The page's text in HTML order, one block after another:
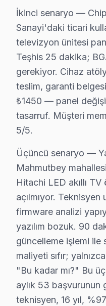
Bağcılar Hitachi
Bağcılar'da yaşayıp
Metro ile
Konu buraya gelince
Öğrendiğimiz bir şey
Bağcılar × Hitachi:
Bağcılar'deki Hitachi
Hitachi VA Panel
Hitachi Smart LED TV
Bağcılar'de söz
Bu rakamlar
Fiyatlandırma
16 yıllık Bağcılar
Orta dönemde (2014-
Son dönemde (2020-
Bağcılar bazlı Hitachi
Coğrafi kırılıma
Servis kalitesi
İkinci senaryo —
Sanayi'daki ticari
televizyon ünitesi
Teşhis 25 dakika;
gerekiyor. Cihaz
teslim, garanti
₺1450 — panel
tasarruf. Müşteri
5/5.
Üçüncü senaryo —
Mahmutbey
Hitachi LED akıllı
açılmıyor.
firmware analizi
yazılım bozuk. 90
güncelleme işlemi ile
maliyeti sıfır;
"Bu kadar mı?" Bu
aylık 53 başvurunun
teknisyen, 16 yıl,